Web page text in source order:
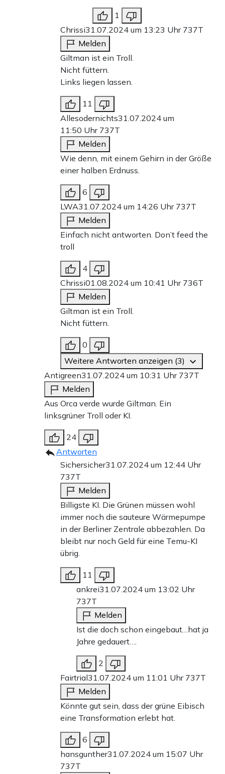
1
Chrissi31.07.2024 um 13:23 Uhr 737T
Melden
Giltman ist ein Troll.
Nicht füttern.
Links liegen lassen.
11
Allesodernichts31.07.2024 um
11:50 Uhr 737T
Melden
Wie denn, mit einem Gehirn in der Größe
einer halben Erdnuss.
6
LWA31.07.2024 um 14:26 Uhr 737T
Melden
Einfach nicht antworten. Don’t feed the
troll
4
Chrissi01.08.2024 um 10:41 Uhr 736T
Melden
Giltman ist ein Troll.
Nicht füttern.
0
Weitere Antworten anzeigen (3)
Antigreen31.07.2024 um 10:31 Uhr 737T
Melden
Aus Orca verde wurde Giltman. Ein
linksgrüner Troll oder KI.
24
Antworten
Sichersicher31.07.2024 um 12:44 Uhr
737T
Melden
Billigste KI. Die Grünen müssen wohl
immer noch die sauteure Wärmepumpe
in der Berliner Zentrale abbezahlen. Da
bleibt nur noch Geld für eine Temu-KI
übrig.
11
ankrei31.07.2024 um 13:02 Uhr
737T
Melden
Ist die doch schon eingebaut…hat ja
Jahre gedauert….
2
Fairtrial31.07.2024 um 11:01 Uhr 737T
Melden
Könnte gut sein, dass der grüne Eibisch
eine Transformation erlebt hat.
6
hansgunther31.07.2024 um 15:07 Uhr
737T